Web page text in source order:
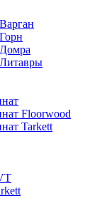
Floorwood
Tarkett